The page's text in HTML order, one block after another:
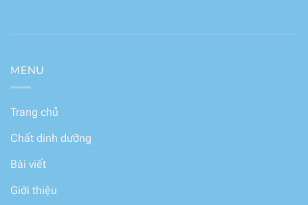
MENU
Trang chủ
Chất dinh dưỡng
Bài viết
Giới thiệu